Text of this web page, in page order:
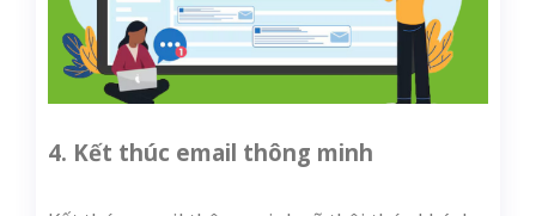
4. Kết thúc email thông minh